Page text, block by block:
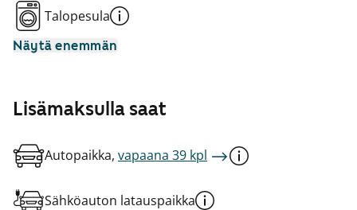
Talopesula
Näytä enemmän
Lisämaksulla saat
Autopaikka, vapaana 39 kpl
Sähköauton latauspaikka